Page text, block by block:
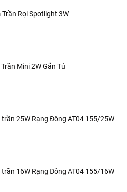
Trần Rọi Spotlight 3W
Mini 2W Gắn Tủ
trần 25W Rạng Đông AT04 155/25W
trần 16W Rạng Đông AT04 155/16W